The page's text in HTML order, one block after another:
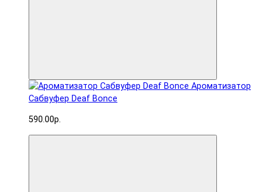
Ароматизатор
Сабвуфер Deaf Bonce
590.00р.